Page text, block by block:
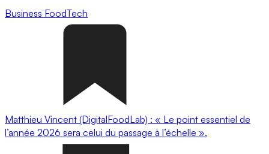
Business FoodTech
Matthieu Vincent (DigitalFoodLab) : « Le point essentiel de
l’année 2026 sera celui du passage à l’échelle ».